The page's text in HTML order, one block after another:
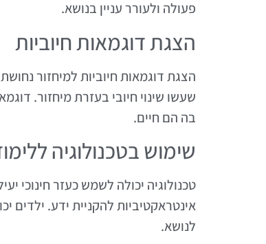
פעולה ולעורר עניין בנושא.
הצגת דוגמאות חיוביות
הצגת דוגמאות חיוביות למיחזור
שעשו שינוי חיובי בעזרת מיחזור.
בה הם חיים.
שימוש בטכנולוגיה
טכנולוגיה יכולה לשמש כעזר חינוכי
אינטראקטיביות להקניית ידע. ילדים
לנושא.